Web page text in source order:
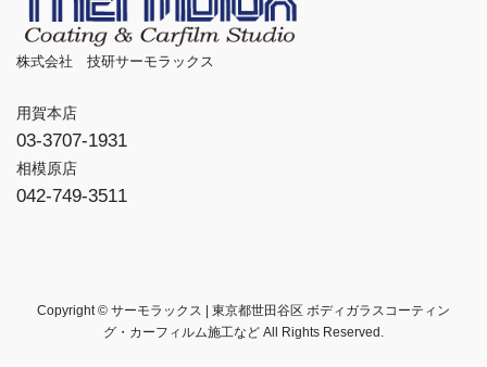
株式会社 技研サーモラックス
用賀本店
03-3707-1931
相模原店
042-749-3511
Copyright © サーモラックス | 東京都世田谷区 ボディガラスコーティン
グ・カーフィルム施工など All Rights Reserved.